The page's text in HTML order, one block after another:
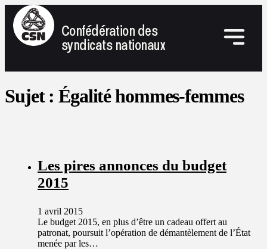
Confédération des
syndicats nationaux
Sujet :Égalité hommes-femmes
Les pires annonces du budget
2015
1 avril 2015
Le budget 2015, en plus d’être un cadeau offert au
patronat, poursuit l’opération de démantèlement de l’État
menée par les…